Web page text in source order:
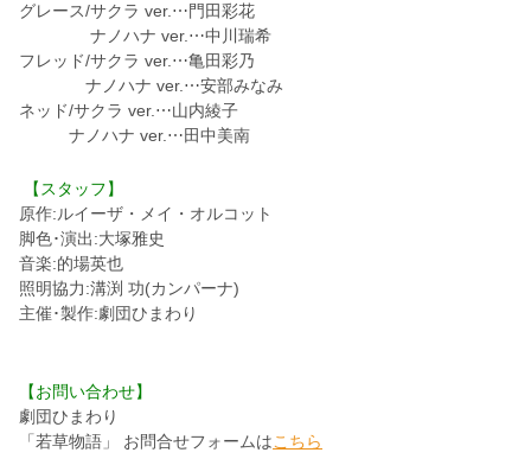
グレース/サクラ ver.⋯門田彩花
ナノハナ ver.⋯中川瑞希
フレッド/サクラ ver.⋯亀田彩乃
ナノハナ ver.⋯安部みなみ
ネッド/サクラ ver.⋯山内綾子
ナノハナ ver.⋯田中美南
【スタッフ】
原作:ルイーザ・メイ・オルコット
脚色･演出:大塚雅史
音楽:的場英也
照明協力:溝渕 功(カンパーナ)
主催･製作:劇団ひまわり
【お問い合わせ】
劇団ひまわり
「若草物語」 お問合せフォームはこちら